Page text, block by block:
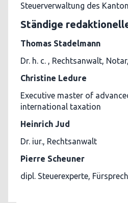
Steuerverwaltung des
Ständige
Thomas Stadelmann
Dr. h. c. , Rechtsanwalt,
Christine Ledure
Executive master of
international taxation
Heinrich Jud
Dr. iur., Rechtsanwalt
Pierre Scheuner
dipl. Steuerexperte,